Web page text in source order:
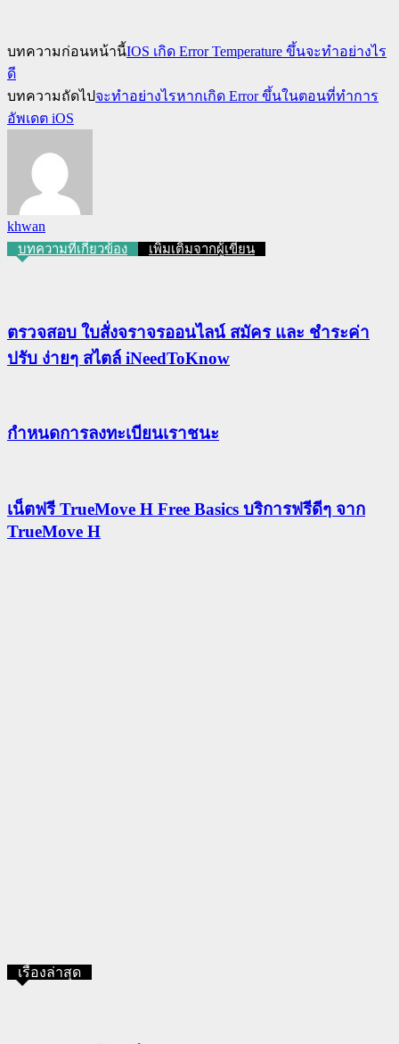
บทความก่อนหน้านี้IOS เกิด Error Temperature ขึ้นจะทำอย่างไร
ดี
บทความถัดไปจะทำอย่างไรหากเกิด Error ขึ้นในตอนที่ทำการ
อัพเดต iOS
khwan
บทความที่เกี่ยวข้อง เพิ่มเติมจากผู้เขียน
ตรวจสอบ ใบสั่งจราจรออนไลน์ สมัคร และ ชำระค่า
ปรับ ง่ายๆ สไตล์ iNeedToKnow
กําหนดการลงทะเบียนเราชนะ
เน็ตฟรี TrueMove H Free Basics บริการฟรีดีๆ จาก
TrueMove H
เรื่องล่าสุด